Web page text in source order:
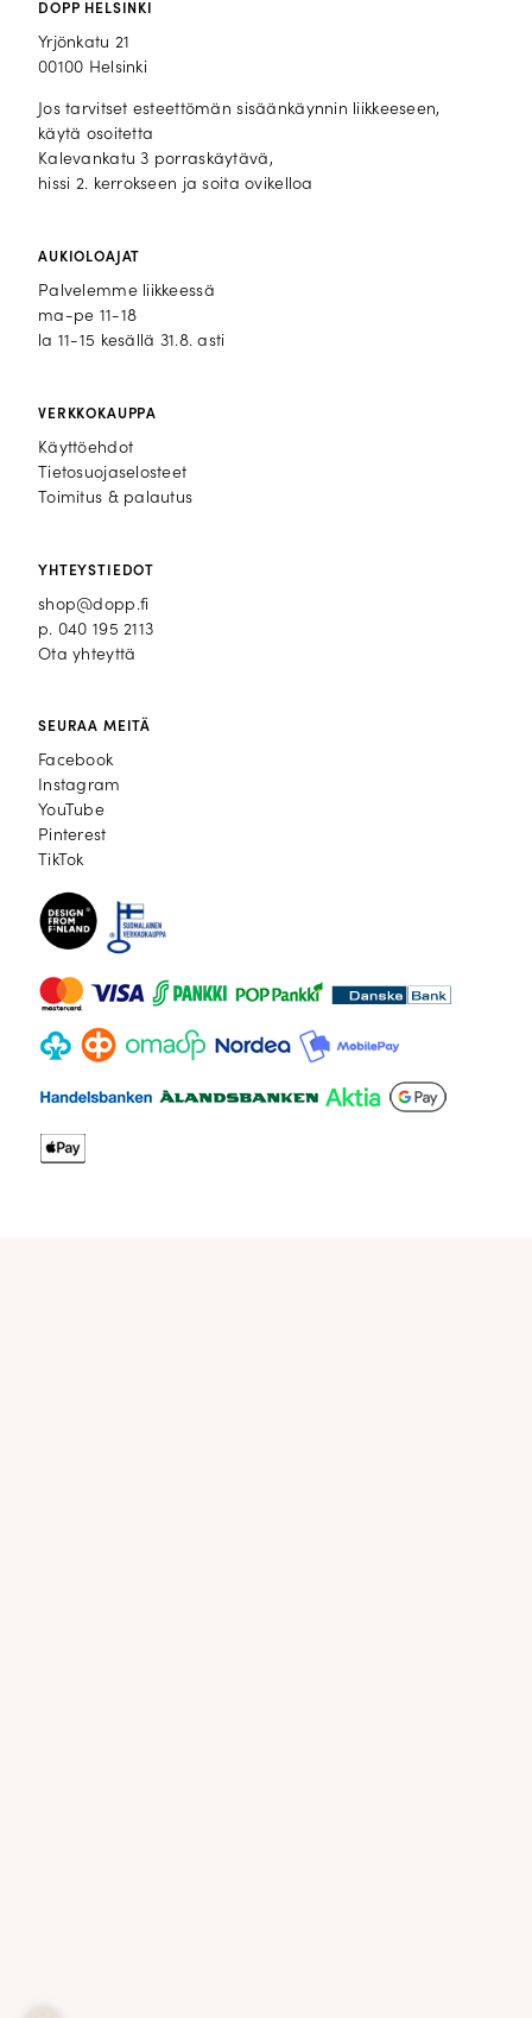
DOPP HELSINKI
Yrjönkatu 21
00100 Helsinki
Jos tarvitset esteettömän sisäänkäynnin liikkeeseen,
käytä osoitetta
Kalevankatu 3 porraskäytävä,
hissi 2. kerrokseen ja soita ovikelloa
AUKIOLOAJAT
Palvelemme liikkeessä
ma-pe 11-18
la 11-15 kesällä 31.8. asti
VERKKOKAUPPA
Käyttöehdot
Tietosuojaselosteet
Toimitus & palautus
YHTEYSTIEDOT
shop@dopp.fi
p. 040 195 2113
Ota yhteyttä
SEURAA MEITÄ
Facebook
Facebook
Instagram
Instagram
YouTube
YouTube
Pinterest
Pinterest
TikTok
TikTok